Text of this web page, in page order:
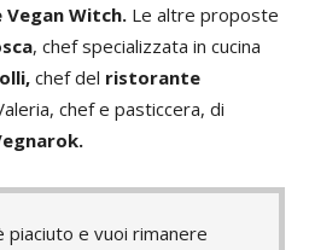
Witch. Le altre proposte
, chef specializzata in cucina
chef del ristorante
chef e pasticcera, di
e vuoi rimanere